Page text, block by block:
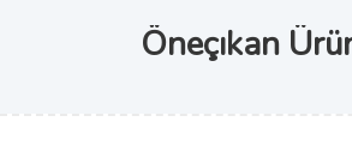
Öneçıkan